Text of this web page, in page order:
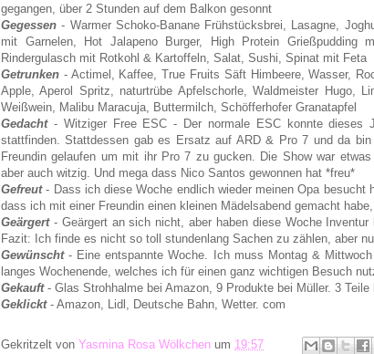
gegangen , über 2 Stunden auf dem Balkon gesonnt
Gegessen - Warmer Schoko-Banane Frühstücksbrei, Lasagne,
mit Garnelen, Hot Jalapeno Burger, High Protein Grießpudding
Rindergulasch mit Rotkohl & Kartoffeln, Salat, Sushi, Spinat mit Feta
Getrunken - Actimel, Kaffee, True Fruits Säft Himbeere, Wasser,
Apple, Aperol Spritz, naturtrübe Apfelschorle, Waldmeister Hugo,
Weißwein, Malibu Maracuja, Buttermilch, Schöfferhofer Granatapfel
Gedacht- Witziger Free ESC - Der normale ESC konnte dieses
stattfinden. Stattdessen gab es Ersatz auf ARD & Pro 7 und da
Freundin gelaufen um mit ihr Pro 7 zu gucken. Die Show war etwas
aber auch witzig. Und mega dass Nico Santos gewonnen hat *freu*
Gefreut- Dass ich diese Woche endlich wieder meinen Opa besucht
dass ich mit einer Freundin einen kleinen Mädelsabend gemacht
Geärgert- Geärgert an sich nicht, aber haben diese Woche
Fazit: Ich finde es nicht so toll stundenlang Sachen zu zählen, aber
Gewünscht- Eine entspannte Woche. Ich muss Montag &
langes Wochenende, welches ich für einen ganz wichtigen Besuch
Gekauft- Glas Strohhalme bei Amazon, 9 Produkte bei Müller. 3 Teile
Geklickt- Amazon, Lidl, Deutsche Bahn, Wetter. com
Gekritzelt von Yasmina Rosa Wölkchen um 19:57